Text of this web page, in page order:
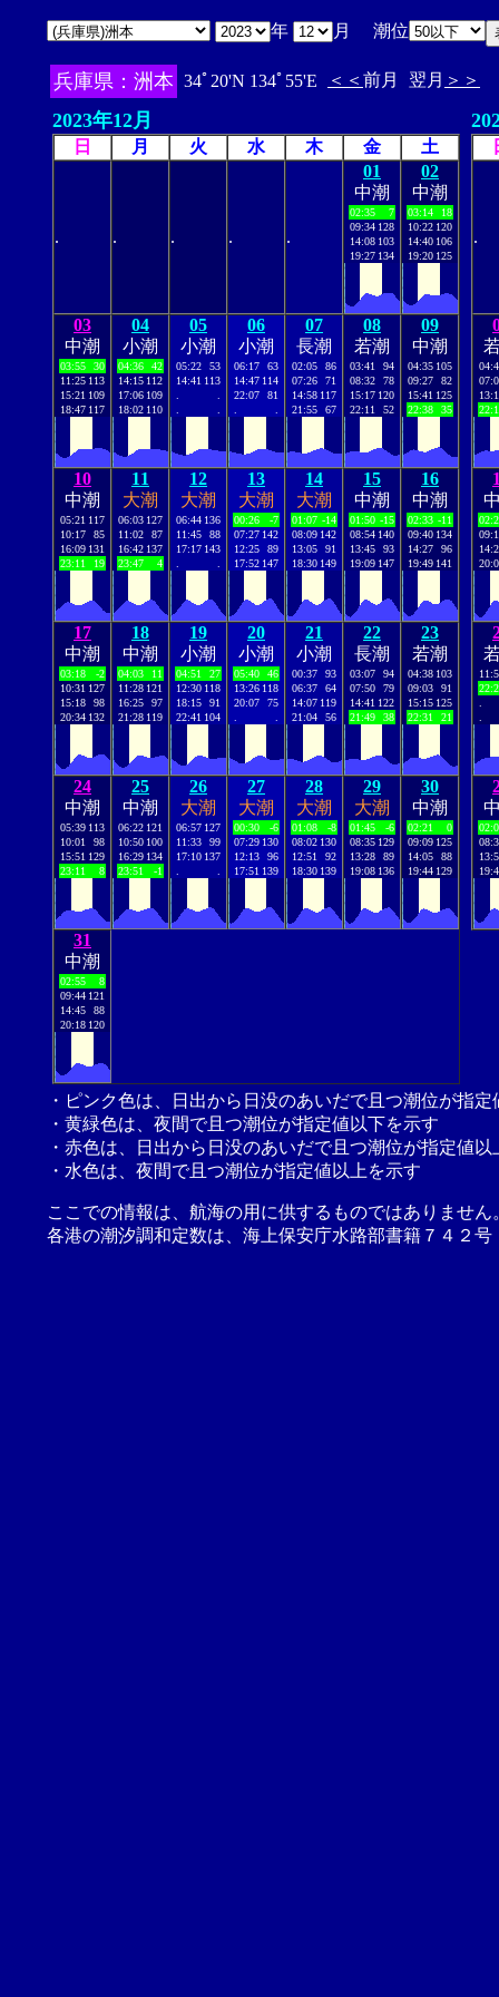
年 月 潮位
兵庫県：洲本 34ﾟ20'N 134ﾟ55'E ＜＜ 前月 翌月 ＞＞
2023年12月
日 月 火 水 木 金 土
. . . . .
01
中潮
02:35
7
09:34 128
14:08 103
19:27 134
02
中潮
03:14
18
10:22 120
14:40 106
19:20 125
03
中潮
03:55
30
11:25 113
15:21 109
18:47 117
04
小潮
04:36
42
14:15 112
17:06 109
18:02 110
05
小潮
05:22
53
14:41 113
06
小潮
06:17
63
14:47 114
22:07
81
07
長潮
02:05
86
07:26
71
14:58 117
21:55
67
08
若潮
03:41
94
08:32
78
15:17 120
22:11
52
09
中潮
04:35 105
09:27
82
15:41 125
22:38
35
10
中潮
05:21 117
10:17
85
16:09 131
23:11
19
11
大潮
06:03 127
11:02
87
16:42 137
23:47
4
12
大潮
06:44 136
11:45
88
17:17 143
13
大潮
00:26
-7
07:27 142
12:25
89
17:52 147
14
大潮
01:07 -14
08:09 142
13:05
91
18:30 149
15
中潮
01:50 -15
08:54 140
13:45
93
19:09 147
16
中潮
02:33 -11
09:40 134
14:27
96
19:49 141
17
中潮
03:18
-2
10:31 127
15:18
98
20:34 132
18
中潮
04:03
11
11:28 121
16:25
97
21:28 119
19
小潮
04:51
27
12:30 118
18:15
91
22:41 104
20
小潮
05:40
46
13:26 118
20:07
75
21
小潮
00:37
93
06:37
64
14:07 119
21:04
56
22
長潮
03:07
94
07:50
79
14:41 122
21:49
38
23
若潮
04:38 103
09:03
91
15:15 125
22:31
21
24
中潮
05:39 113
10:01
98
15:51 129
23:11
8
25
中潮
06:22 121
10:50 100
16:29 134
23:51
-1
26
大潮
06:57 127
11:33
99
17:10 137
27
大潮
00:30
-6
07:29 130
12:13
96
17:51 139
28
大潮
01:08
-8
08:02 130
12:51
92
18:30 139
29
大潮
01:45
-6
08:35 129
13:28
89
19:08 136
30
中潮
02:21
0
09:09 125
14:05
88
19:44 129
31
中潮
02:55
8
09:44 121
14:45
88
20:18 120
.
・ピンク色は、日出から日没のあいだで且つ潮位が指
・黄緑色は、夜間で且つ潮位が指定値以下を示す
・赤色は、日出から日没のあいだで且つ潮位が指定値以
・水色は、夜間で且つ潮位が指定値以上を示す
ここでの情報は、航海の用に供するものではありませ
各港の潮汐調和定数は、海上保安庁水路部書籍７４２